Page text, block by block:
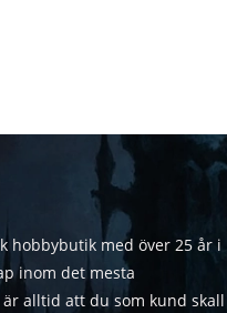
hobbybutik med över 25 år i
inom det mesta
alltid att du som kund skall